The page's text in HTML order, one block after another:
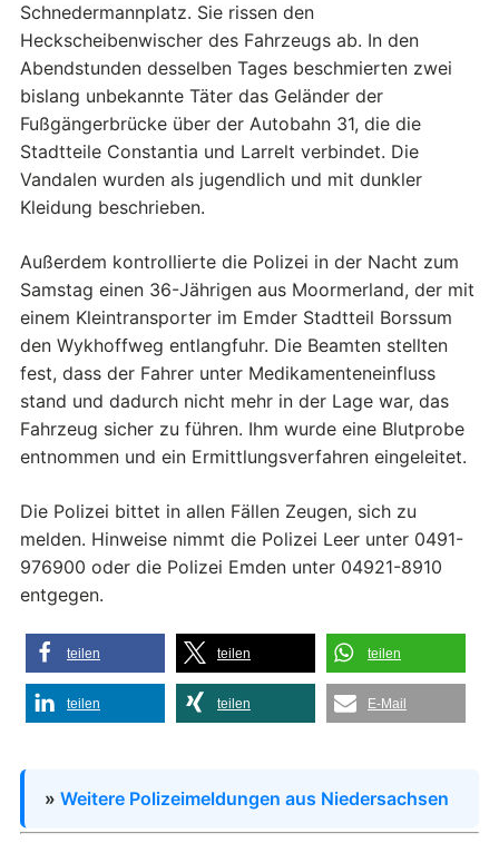
Schnedermannplatz. Sie rissen den
Heckscheibenwischer des Fahrzeugs ab. In den
Abendstunden desselben Tages beschmierten zwei
bislang unbekannte Täter das Geländer der
Fußgängerbrücke über der Autobahn 31, die die
Stadtteile Constantia und Larrelt verbindet. Die
Vandalen wurden als jugendlich und mit dunkler
Kleidung beschrieben.
Außerdem kontrollierte die Polizei in der Nacht zum
Samstag einen 36-Jährigen aus Moormerland, der mit
einem Kleintransporter im Emder Stadtteil Borssum
den Wykhoffweg entlangfuhr. Die Beamten stellten
fest, dass der Fahrer unter Medikamenteneinfluss
stand und dadurch nicht mehr in der Lage war, das
Fahrzeug sicher zu führen. Ihm wurde eine Blutprobe
entnommen und ein Ermittlungsverfahren eingeleitet.
Die Polizei bittet in allen Fällen Zeugen, sich zu
melden. Hinweise nimmt die Polizei Leer unter 0491-
976900 oder die Polizei Emden unter 04921-8910
entgegen.
teilen teilen teilen
teilen teilen E-Mail
» Weitere Polizeimeldungen aus Niedersachsen